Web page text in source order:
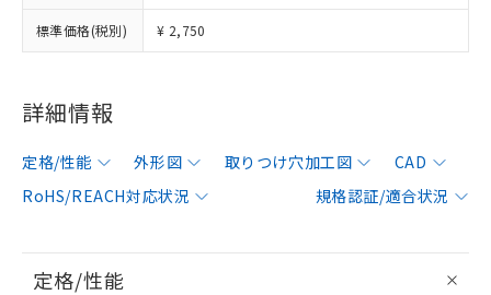
標準価格(税別) ¥ 2,750
詳細情報
定格/性能 外形図 取りつけ穴加工図
CAD
RoHS/REACH対応状況
規格認証/適合状況
定格/性能